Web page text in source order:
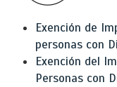
Exención de
personas con
Exención del
Personas con